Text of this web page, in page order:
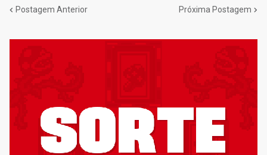
Postagem Anterior Próxima Postagem